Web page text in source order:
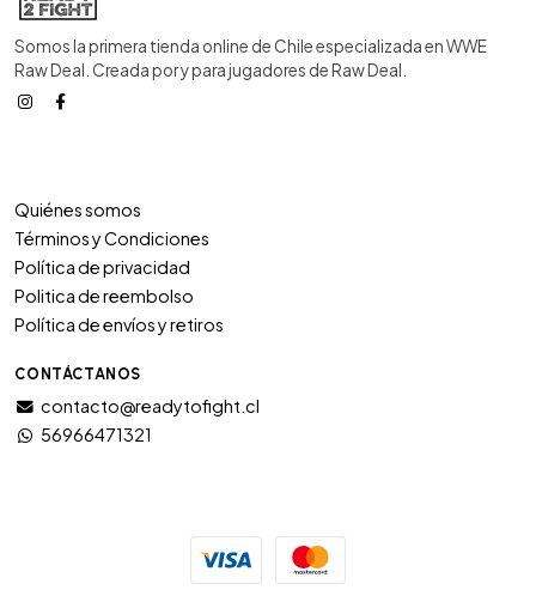
Somos la primera tienda online de Chile especializada en WWE
Raw Deal. Creada por y para jugadores de Raw Deal.
Quiénes somos
Términos y Condiciones
Política de privacidad
Politica de reembolso
Política de envíos y retiros
CONTÁCTANOS
contacto@readytofight.cl
56966471321